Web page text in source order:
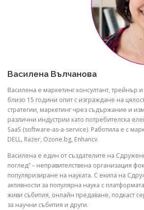
Василена Вълчанова
Василена е маркетинг консултант, трейнър
близо 15 години опит с изграждане на
стратегии, маркетинг чрез съдържание и
различни индустрии като потребителска
SaaS (software-as-a-service). Работила е с
DELL, Razer, Ozone.bg, Enhancv.
Василена е един от създателите на
поглед” – неправителствена организация
популяризиране на науката. С екипа на
активности за популярна наука с
живи събития, онлайн предаване, подкаст
за научни събития и други.